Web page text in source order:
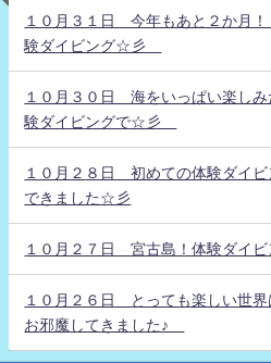
１０月３１日 今年もあと２か月
験ダイビング☆彡
１０月３０日 海をいっぱい楽し
験ダイビングで☆彡
１０月２８日 初めての体験ダイビ
できました☆彡
１０月２７日 宮古島！体験ダイ
１０月２６日 とっても楽しい世
お邪魔してきました♪